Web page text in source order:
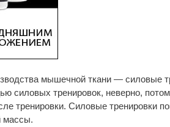
мышечной ткани — силовые
силовых тренировок, неверно,
тренировки. Силовые тренировки
массы.